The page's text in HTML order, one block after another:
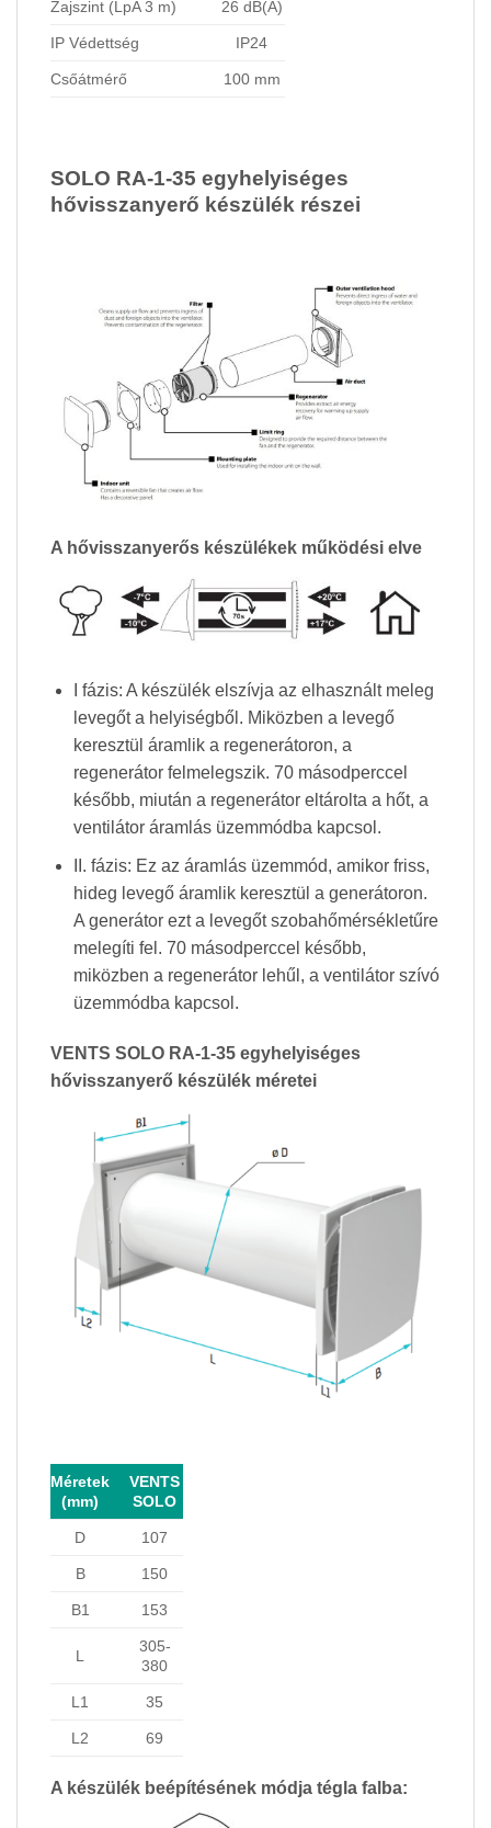
Zajszint (LpA 3 m) 26 dB(A)
IP Védettség IP24
Csőátmérő 100 mm
SOLO RA-1-35 egyhelyiséges
hővisszanyerő készülék részei
A hővisszanyerős készülékek működési elve
I fázis: A készülék elszívja az elhasznált meleg
levegőt a helyiségből. Miközben a levegő
keresztül áramlik a regenerátoron, a
regenerátor felmelegszik. 70 másodperccel
később, miután a regenerátor eltárolta a hőt, a
ventilátor áramlás üzemmódba kapcsol.
II. fázis: Ez az áramlás üzemmód, amikor friss,
hideg levegő áramlik keresztül a generátoron.
A generátor ezt a levegőt szobahőmérsékletűre
melegíti fel. 70 másodperccel később,
miközben a regenerátor lehűl, a ventilátor szívó
üzemmódba kapcsol.
VENTS SOLO RA-1-35 egyhelyiséges
hővisszanyerő készülék méretei
Méretek
(mm)
VENTS
SOLO
D 107
B 150
B1 153
L
305-
380
L1 35
L2 69
A készülék beépítésének módja tégla falba: